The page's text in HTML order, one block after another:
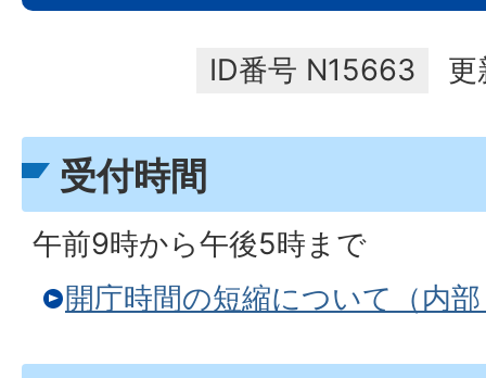
ID番号 N15663 更
受付時間
午前9時から午後5時まで
開庁時間の短縮について（内